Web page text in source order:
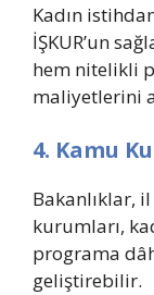
Kadın
İŞKUR’un
hem nitelikli
maliyetlerini
4. Kamu
Bakanlıklar,
kurumları,
programa
geliştirebilir.